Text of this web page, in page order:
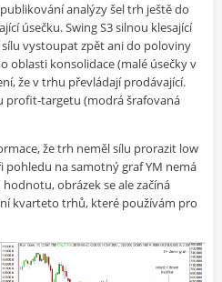
analýzy šel trh ještě do
úsečku. Swing S3 silnou klesající
vystoupat zpět ani do poloviny
oblasti konsolidace (malé úsečky v
že v trhu převládají prodávající.
profit-targetu (modrá šrafovaná
že trh neměl sílu prorazit low
pohledu na samotný graf YM nemá
obrázek se ale začíná
kvarteto trhů, které používám pro